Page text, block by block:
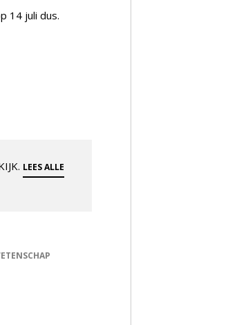
14 juli dus.
LEES ALLE